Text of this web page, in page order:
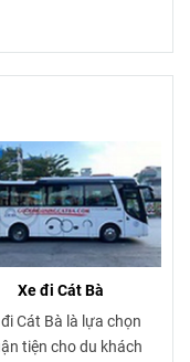
Xe đi Cát Bà
Cát Bà là lựa chọn
tiện cho du khách